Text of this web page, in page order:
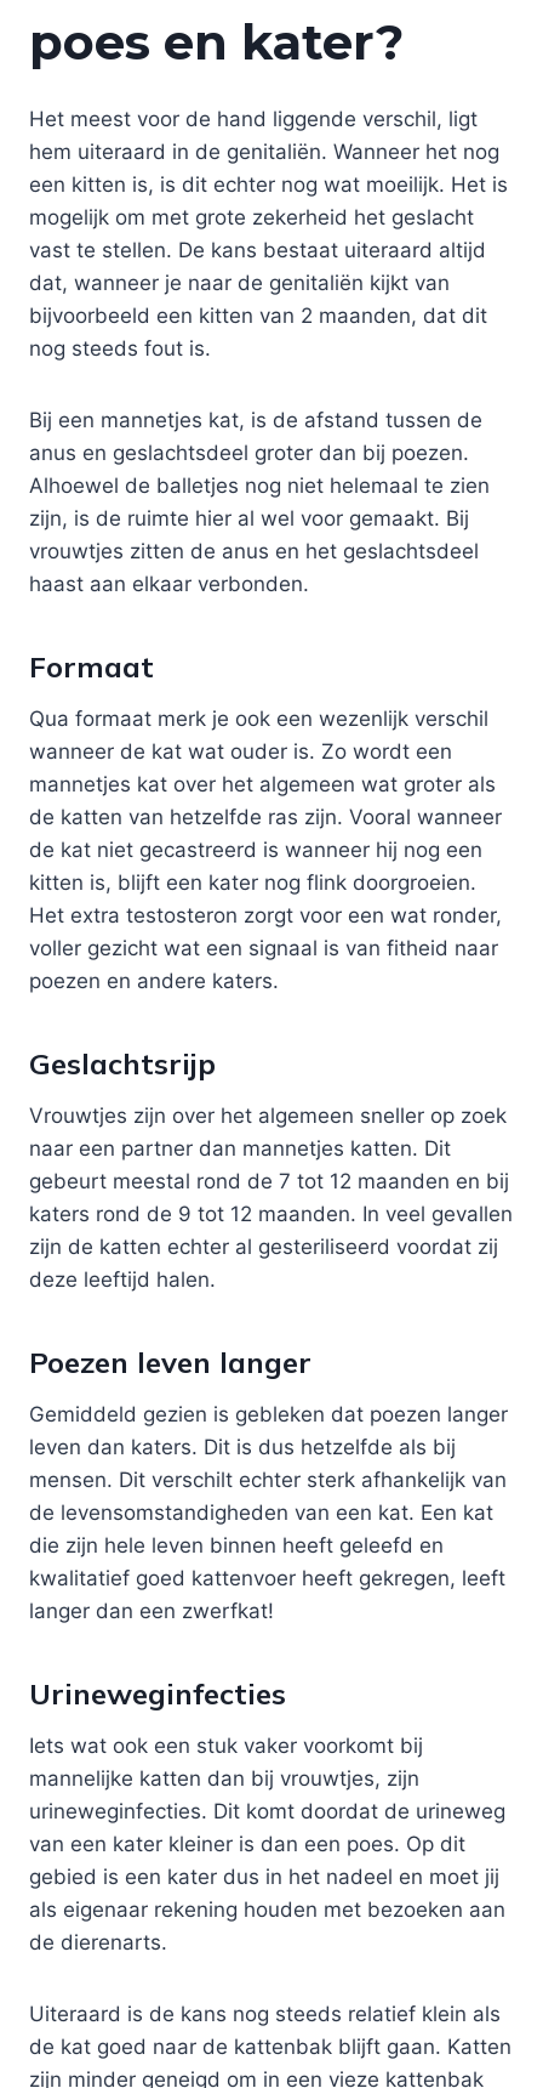
poes en kater?
Het meest voor de hand liggende verschil, ligt
hem uiteraard in de genitaliën. Wanneer het nog
een kitten is, is dit echter nog wat moeilijk. Het is
mogelijk om met grote zekerheid het geslacht
vast te stellen. De kans bestaat uiteraard altijd
dat, wanneer je naar de genitaliën kijkt van
bijvoorbeeld een kitten van 2 maanden, dat dit
nog steeds fout is.
Bij een mannetjes kat, is de afstand tussen de
anus en geslachtsdeel groter dan bij poezen.
Alhoewel de balletjes nog niet helemaal te zien
zijn, is de ruimte hier al wel voor gemaakt. Bij
vrouwtjes zitten de anus en het geslachtsdeel
haast aan elkaar verbonden.
Formaat
Qua formaat merk je ook een wezenlijk verschil
wanneer de kat wat ouder is. Zo wordt een
mannetjes kat over het algemeen wat groter als
de katten van hetzelfde ras zijn. Vooral wanneer
de kat niet gecastreerd is wanneer hij nog een
kitten is, blijft een kater nog flink doorgroeien.
Het extra testosteron zorgt voor een wat ronder,
voller gezicht wat een signaal is van fitheid naar
poezen en andere katers.
Geslachtsrijp
Vrouwtjes zijn over het algemeen sneller op zoek
naar een partner dan mannetjes katten. Dit
gebeurt meestal rond de 7 tot 12 maanden en bij
katers rond de 9 tot 12 maanden. In veel gevallen
zijn de katten echter al gesteriliseerd voordat zij
deze leeftijd halen.
Poezen leven langer
Gemiddeld gezien is gebleken dat poezen langer
leven dan katers. Dit is dus hetzelfde als bij
mensen. Dit verschilt echter sterk afhankelijk van
de levensomstandigheden van een kat. Een kat
die zijn hele leven binnen heeft geleefd en
kwalitatief goed kattenvoer heeft gekregen, leeft
langer dan een zwerfkat!
Urineweginfecties
Iets wat ook een stuk vaker voorkomt bij
mannelijke katten dan bij vrouwtjes, zijn
urineweginfecties. Dit komt doordat de urineweg
van een kater kleiner is dan een poes. Op dit
gebied is een kater dus in het nadeel en moet jij
als eigenaar rekening houden met bezoeken aan
de dierenarts.
Uiteraard is de kans nog steeds relatief klein als
de kat goed naar de kattenbak blijft gaan. Katten
zijn minder geneigd om in een vieze kattenbak